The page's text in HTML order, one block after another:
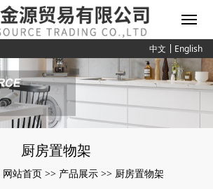
中文 English
厨房置物架
网站首页 >> 产品展示 >> 厨房置物架